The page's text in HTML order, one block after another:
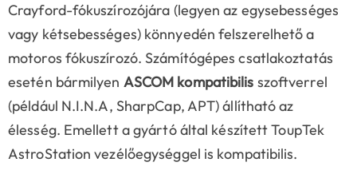
Crayford-fókuszírozójára (legyen az egysebességes
vagy kétsebességes) könnyedén felszerelhető a
motoros fókuszírozó. Számítógépes csatlakoztatás
esetén bármilyen ASCOM kompatibilis szoftverrel
(például N.I.N.A, SharpCap, APT) állítható az
élesség. Emellett a gyártó által készített ToupTek
AstroStation vezélőegységgel is kompatibilis.